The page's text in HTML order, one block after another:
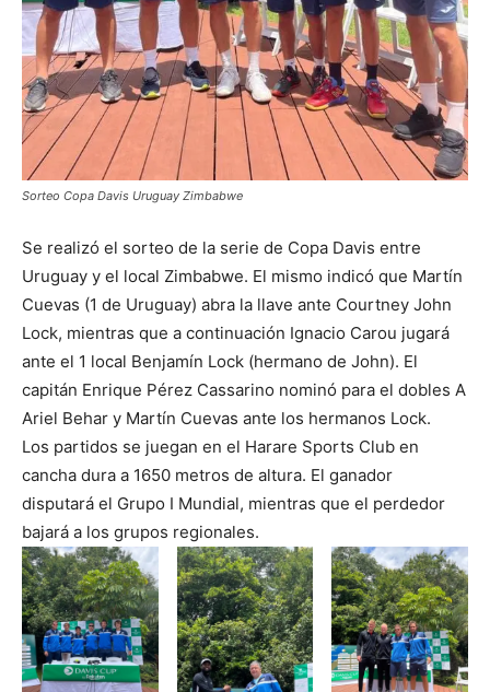
Sorteo Copa Davis Uruguay Zimbabwe
Se realizó el sorteo de la serie de Copa Davis entre
Uruguay y el local Zimbabwe. El mismo indicó que Martín
Cuevas (1 de Uruguay) abra la llave ante Courtney John
Lock, mientras que a continuación Ignacio Carou jugará
ante el 1 local Benjamín Lock (hermano de John). El
capitán Enrique Pérez Cassarino nominó para el dobles A
Ariel Behar y Martín Cuevas ante los hermanos Lock.
Los partidos se juegan en el Harare Sports Club en
cancha dura a 1650 metros de altura. El ganador
disputará el Grupo I Mundial, mientras que el perdedor
bajará a los grupos regionales.